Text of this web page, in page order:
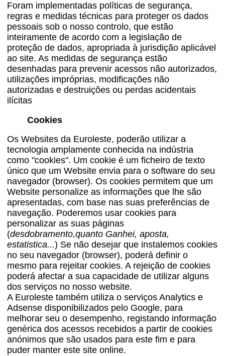
Foram implementadas políticas de segurança,
regras e medidas técnicas para proteger os dados
pessoais sob o nosso controlo, que estão
inteiramente de acordo com a legislação de
proteção de dados, apropriada à jurisdição aplicável
ao site. As medidas de segurança estão
desenhadas para prevenir acessos não autorizados,
utilizações impróprias, modificações não
autorizadas e destruições ou perdas acidentais
ilícitas
Cookies
Os Websites da Euroleste, poderão utilizar a
tecnologia amplamente conhecida na indústria
como "cookies". Um cookie é um ficheiro de texto
único que um Website envia para o software do seu
navegador (browser). Os cookies permitem que um
Website personalize as informações que lhe são
apresentadas, com base nas suas preferências de
navegação. Poderemos usar cookies para
personalizar as suas páginas
(desdobramento,quanto Ganhei, aposta,
estatistica...) Se não desejar que instalemos cookies
no seu navegador (browser), poderá definir o
mesmo para rejeitar cookies. A rejeição de cookies
poderá afectar a sua capacidade de utilizar alguns
dos serviços no nosso website.
A Euroleste também utiliza o serviços Analytics e
Adsense disponibilizados pelo Google, para
melhorar seu o desempenho, registando informação
genérica dos acessos recebidos a partir de cookies
anónimos que são usados para este fim e para
puder manter este site online.